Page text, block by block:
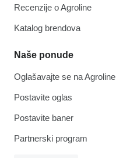
Recenzije o Agroline
Katalog brendova
Naše ponude
Oglašavajte se na Agroline
Postavite oglas
Postavite baner
Partnerski program